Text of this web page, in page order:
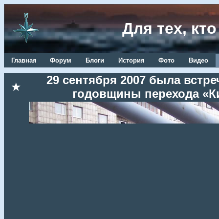
Для тех,
Главная Форум Блоги История Фото Видео
★
29 сентября 2007 была
годовщины перехода